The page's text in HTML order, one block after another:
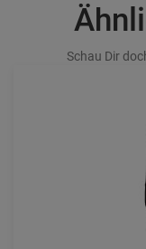
Schau Dir